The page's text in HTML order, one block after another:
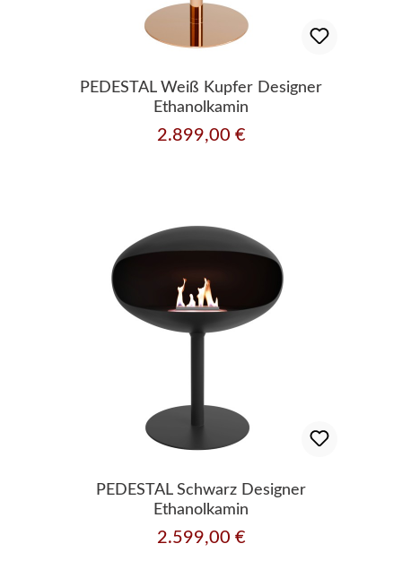
PEDESTAL Weiß Kupfer Designer
Ethanolkamin
Regulärer Preis:
2.899,00 €
PEDESTAL Schwarz Designer
Ethanolkamin
Regulärer Preis:
2.599,00 €